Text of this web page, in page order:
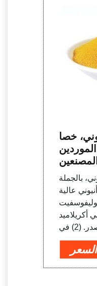
خصا
بالجملة
عالية
أكريلاميد
(2) في